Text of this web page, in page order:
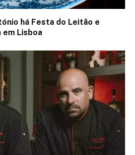
há Festa do Leitão e
em Lisboa